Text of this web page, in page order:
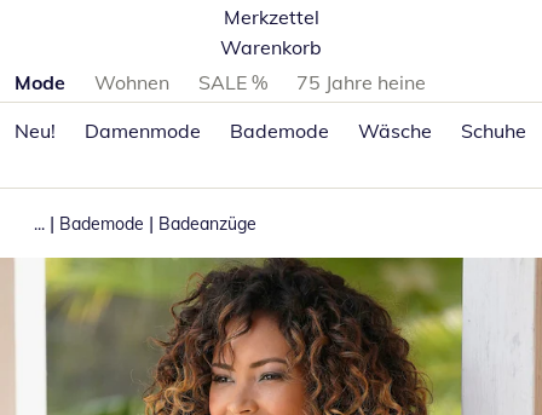
Merkzettel
Warenkorb
Produktkategorien überspringen
Mode Wohnen SALE %
75 Jahre heine
Neu!
Damenmode Bademode Wäsche Schuhe
... | Bademode | Badeanzüge